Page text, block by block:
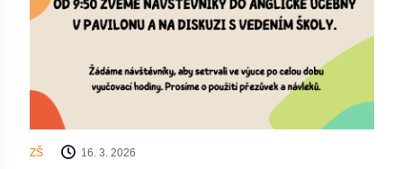
ZŠ 16. 3. 2026